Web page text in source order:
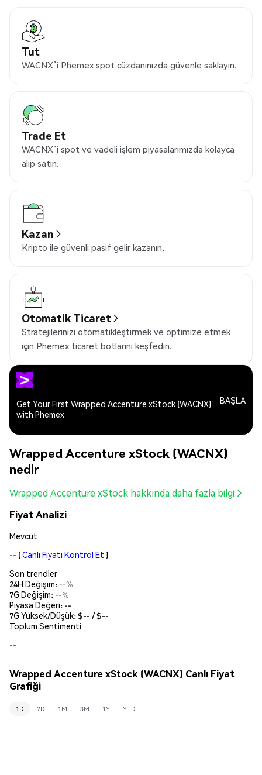
Tut
WACNX’i Phemex spot cüzdanınızda güvenle saklayın.
Trade Et
WACNX’i spot ve vadeli işlem piyasalarımızda kolayca
alıp satın.
Kazan
Kripto ile güvenli pasif gelir kazanın.
Otomatik Ticaret
Stratejilerinizi otomatikleştirmek ve optimize etmek
için Phemex ticaret botlarını keşfedin.
Get Your First Wrapped Accenture xStock (WACNX)
with Phemex
BAŞLA
Wrapped Accenture xStock (WACNX)
nedir
Wrapped Accenture xStock hakkında daha fazla bilgi
Fiyat Analizi
Mevcut
-- (Canlı Fiyatı Kontrol Et )
Son trendler
24H Değişim: --%
7G Değişim: --%
Piyasa Değeri: --
7G Yüksek/Düşük: $-- / $--
Toplum Sentimenti
--
Wrapped Accenture xStock (WACNX) Canlı Fiyat
Grafiği
1D 7D 1M 3M 1Y YTD